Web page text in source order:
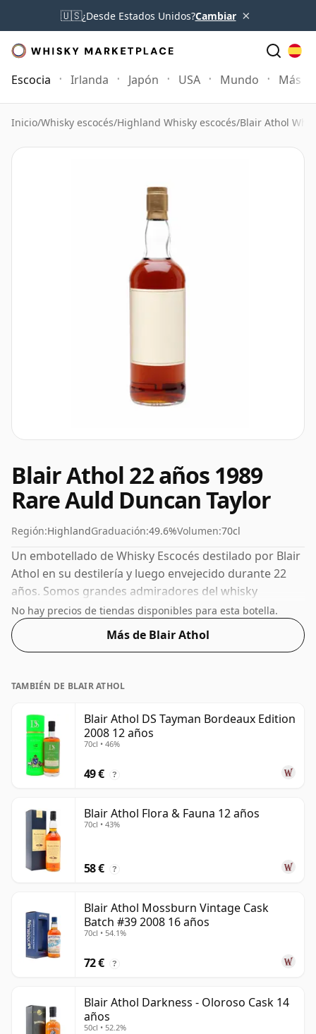
🇺🇸¿Desde Estados Unidos?Cambiar ×
Escocia Irlanda Japón USA Mundo Más
Inicio/Whisky escocés/Highland Whisky escocés/Blair Athol
Blair Athol 22 años 1989
Rare Auld Duncan Taylor
Región:HighlandGraduación:49.6%Volumen:70cl
Un embotellado de Whisky Escocés destilado por Blair
Athol en su destilería y luego envejecido durante 22
años. Somos grandes admiradores del whisky
embotellado con alta concentración y este
embotellado tiene un bonito 49,6%.
No hay precios de tiendas disponibles para esta botella.
Más de Blair Athol
TAMBIÉN DE BLAIR ATHOL
Blair Athol DS Tayman Bordeaux Edition
2008 12 años
70cl • 46%
49 € ?
Blair Athol Flora & Fauna 12 años
70cl • 43%
58 € ?
Blair Athol Mossburn Vintage Cask
Batch #39 2008 16 años
70cl • 54.1%
72 € ?
Blair Athol Darkness - Oloroso Cask 14
años
50cl • 52.2%